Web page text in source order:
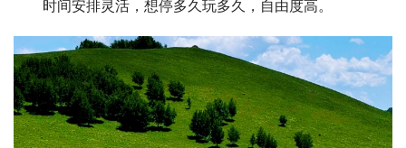
时间安排灵活，想停多久玩多久，自由度高。